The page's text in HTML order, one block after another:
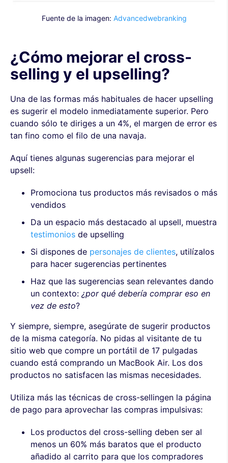
Fuente de la imagen: Advancedwebranking
¿Cómo mejorar el cross-
selling y el upselling?
Una de las formas más habituales de hacer upselling
es sugerir el modelo inmediatamente superior. Pero
cuando sólo te diriges a un 4%, el margen de error es
tan fino como el filo de una navaja.
Aquí tienes algunas sugerencias para mejorar el
upsell:
Promociona tus productos más revisados o más
vendidos
Da un espacio más destacado al upsell, muestra
testimonios de upselling
Si dispones de personajes de clientes, utilízalos
para hacer sugerencias pertinentes
Haz que las sugerencias sean relevantes dando
un contexto: ¿por qué debería comprar eso en
vez de esto?
Y siempre, siempre, asegúrate de sugerir productos
de la misma categoría. No pidas al visitante de tu
sitio web que compre un portátil de 17 pulgadas
cuando está comprando un MacBook Air. Los dos
productos no satisfacen las mismas necesidades.
Utiliza más las técnicas de cross-sellingen la página
de pago para aprovechar las compras impulsivas:
Los productos del cross-selling deben ser al
menos un 60% más baratos que el producto
añadido al carrito para que los compradores